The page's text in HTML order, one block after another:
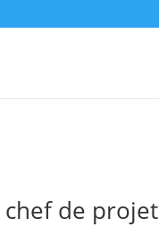
chef de projet